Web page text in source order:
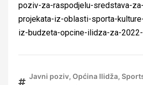
poziv-za-raspodjelu-sredstava-
projekata-iz-oblasti-sporta-
iz-budzeta-opcine-ilidza-za-
Javni poziv, Općina Ilidža,